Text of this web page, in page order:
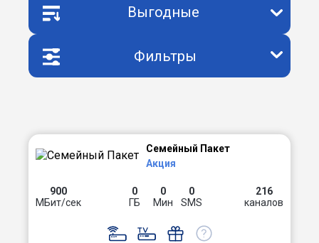
Выгодные
Фильтры
Семейный Пакет
Акция
900
МБит/сек
0
ГБ
0
Мин
0
SMS
216
каналов